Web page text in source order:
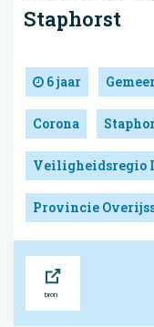
Staphorst
6 jaar
Corona
Veiligheidsregio
Provincie